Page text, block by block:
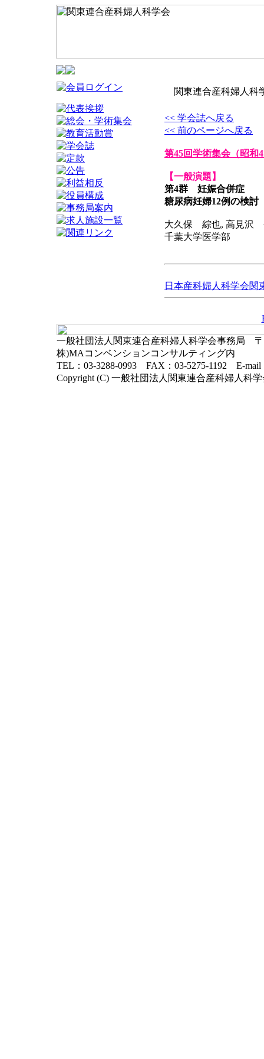
関東連合産科婦人科
<< 学会誌へ戻る
<< 前のページへ戻る
第45回学術集会（昭和
【一般演題】
第4群 妊娠合併症
糖尿病妊婦12例の検討
大久保 綜也, 高見沢
千葉大学医学部
日本産科婦人科学会関
一般社団法人関東連合産科婦人科学会事務局 〒
株)MAコンベンションコンサルティング内
TEL：03-3288-0993 FAX：03-5275-1192 E-mail
Copyright (C) 一般社団法人関東連合産科婦人科